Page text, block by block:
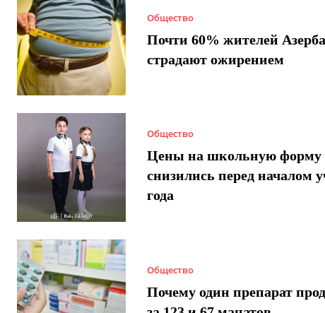
Общество
Почти 60% жителей
страдают ожирением
Общество
Цены на школьную форму
снизились перед началом
года
Общество
Почему один препарат